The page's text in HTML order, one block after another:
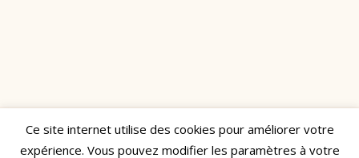
Réalisé parManon Decamps
Ce site internet utilise des cookies pour améliorer votre
expérience. Vous pouvez modifier les paramètres à votre